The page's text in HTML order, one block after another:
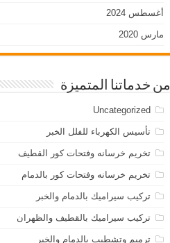
أغسطس 2024
مارس 2020
من خدماتنا المتميزة
Uncategorized
تأسيس الكهرباء للفلل الخبر
تخريم خرسانه وفتحات كور القطيف
تخريم خرسانه وفتحات كور بالدمام
تركيب سيراميك بالدمام والخبر
تركيب سيراميك بالقطيف والظهران
ترميم وتشطيب بالدمام والخبر